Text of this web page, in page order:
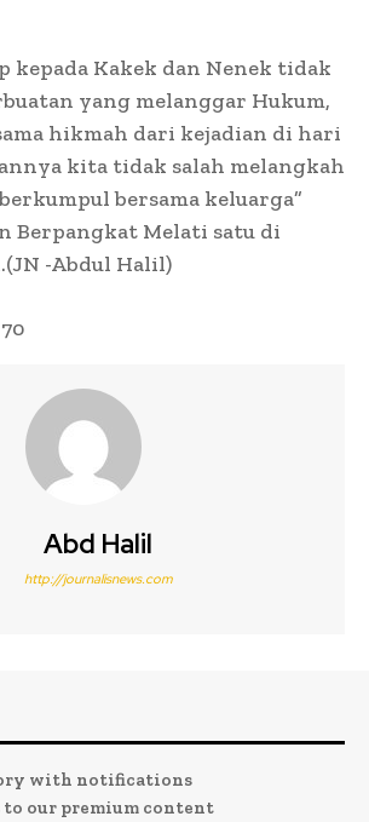
kepada Kakek dan Nenek tidak
yang melanggar Hukum,
hikmah dari kejadian di hari
kita tidak salah melangkah
bersama keluarga”
Berpangkat Melati satu di
-Abdul Halil)
70
Abd Halil
http://journalisnews.com
with notifications
to our premium content